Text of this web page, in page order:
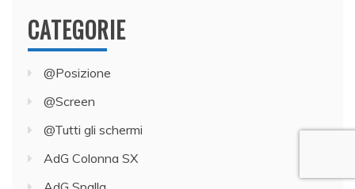
CATEGORIE
@Posizione
@Screen
@Tutti gli schermi
AdG Colonna SX